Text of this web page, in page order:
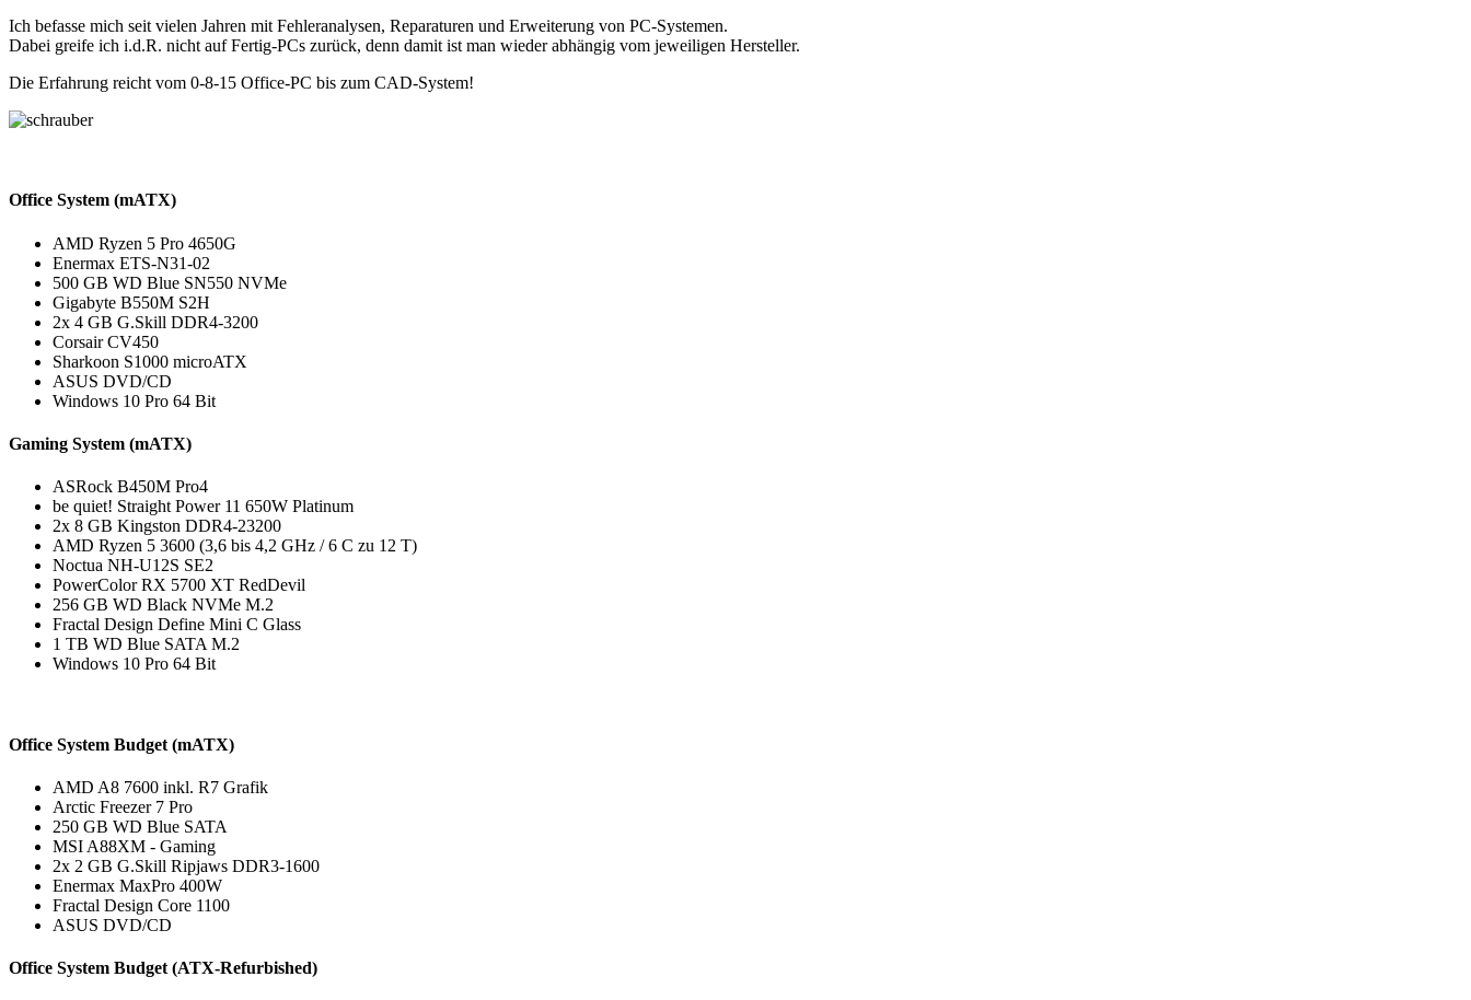
Ich befasse mich seit vielen Jahren mit Fehleranalysen, Reparaturen und Erweiterung von PC-Systemen.
Dabei greife ich i.d.R. nicht auf Fertig-PCs zurück, denn damit ist man wieder abhängig vom jeweiligen Hersteller.
Die Erfahrung reicht vom 0-8-15 Office-PC bis zum CAD-System!
Office System (mATX)
AMD Ryzen 5 Pro 4650G
Enermax ETS-N31-02
500 GB WD Blue SN550 NVMe
Gigabyte B550M S2H
2x 4 GB G.Skill DDR4-3200
Corsair CV450
Sharkoon S1000 microATX
ASUS DVD/CD
Windows 10 Pro 64 Bit
Gaming System (mATX)
ASRock B450M Pro4
be quiet! Straight Power 11 650W Platinum
2x 8 GB Kingston DDR4-23200
AMD Ryzen 5 3600 (3,6 bis 4,2 GHz / 6 C zu 12 T)
Noctua NH-U12S SE2
PowerColor RX 5700 XT RedDevil
256 GB WD Black NVMe M.2
Fractal Design Define Mini C Glass
1 TB WD Blue SATA M.2
Windows 10 Pro 64 Bit
Office System Budget (mATX)
AMD A8 7600 inkl. R7 Grafik
Arctic Freezer 7 Pro
250 GB WD Blue SATA
MSI A88XM - Gaming
2x 2 GB G.Skill Ripjaws DDR3-1600
Enermax MaxPro 400W
Fractal Design Core 1100
ASUS DVD/CD
Office System Budget (ATX-Refurbished)